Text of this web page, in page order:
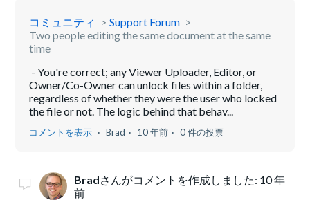
コミュニティ
Support Forum
Two people editing the same document at the same
time
- You're correct; any Viewer Uploader, Editor, or
Owner/Co-Owner can unlock files within a folder,
regardless of whether they were the user who locked
the file or not. The logic behind that behav...
コメントを表示 Brad 10 年前 0 件の投票
Bradさんがコメントを作成しました: 10 年
前